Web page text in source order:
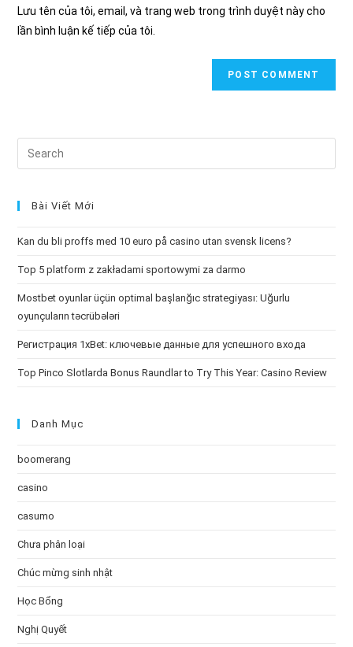
Lưu tên của tôi, email, và trang web trong trình duyệt này cho
lần bình luận kế tiếp của tôi.
Search
this
Bài Viết Mới
Kan du bli proffs med 10 euro på casino utan svensk licens?
Top 5 platform z zakładami sportowymi za darmo
Mostbet oyunlar üçün optimal başlanğıc strategiyası: Uğurlu
oyunçuların təcrübələri
Регистрация 1xBet: ключевые данные для успешного входа
Top Pinco Slotlarda Bonus Raundlar to Try This Year: Casino Review
Danh Mục
boomerang
casino
casumo
Chưa phân loại
Chúc mừng sinh nhật
Học Bổng
Nghị Quyết